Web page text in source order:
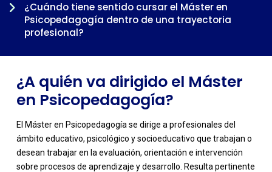
¿Cuándo tiene sentido cursar el Máster en
Psicopedagogía dentro de una trayectoria
profesional?
¿A quién va dirigido el Máster
en Psicopedagogía?
El Máster en Psicopedagogía se dirige a profesionales del
ámbito educativo, psicológico y socioeducativo que trabajan o
desean trabajar en la evaluación, orientación e intervención
sobre procesos de aprendizaje y desarrollo. Resulta pertinente